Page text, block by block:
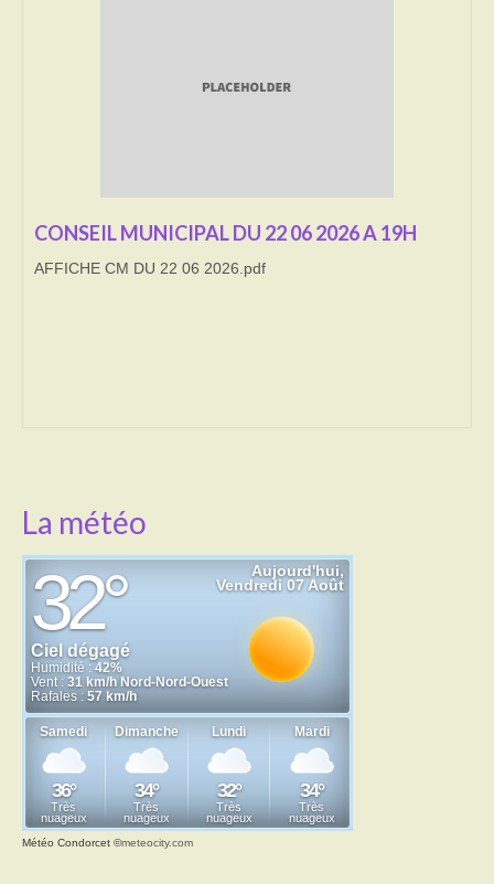
LE BRULAGE DES VEGETAUX
DECHETS VERTS
CONSEIL MUNICIPAL DU 22 06 2026 A 19H
AFFICHE CM DU 22 06 2026.pdf
La météo
Météo Condorcet ©meteocity.com